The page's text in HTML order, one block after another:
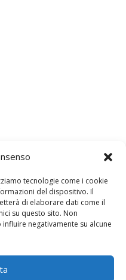
tecnologie come i cookie
del dispositivo. Il
di elaborare dati come il
su questo sito. Non
negativamente su alcune